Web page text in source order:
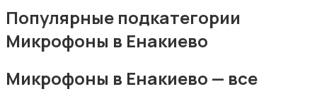
Электронные книги
Популярные подкатегории
Микрофоны в Енакиево
Микрофоны в Енакиево — все